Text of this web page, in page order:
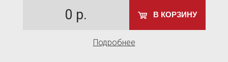
0 р. В КОРЗИНУ
Подробнее